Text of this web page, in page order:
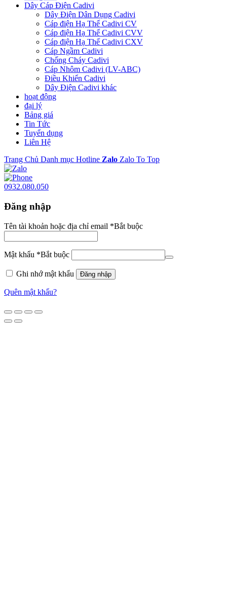
Dây Cáp Điện Cadivi
Dây Điện Dân Dụng Cadivi
Cáp điện Hạ Thế Cadivi CV
Cáp điện Hạ Thế Cadivi CVV
Cáp điện Hạ Thế Cadivi CXV
Cáp Ngầm Cadivi
Chống Cháy Cadivi
Cáp Nhôm Cadivi (LV-ABC)
Điều Khiển Cadivi
Dây Điện Cadivi khác
hoạt động
đại lý
Bảng giá
Tin Tức
Tuyển dụng
Liên Hệ
Trang Chủ Danh mục Hotline Zalo Zalo To Top
0932.080.050
Đăng nhập
Tên tài khoản hoặc địa chỉ email *Bắt buộc
Mật khẩu *Bắt buộc
Ghi nhớ mật khẩu Đăng nhập
Quên mật khẩu?